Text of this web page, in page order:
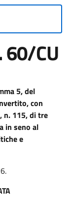
60/CU
5, del
con
n. 115, di tre
in seno al
e